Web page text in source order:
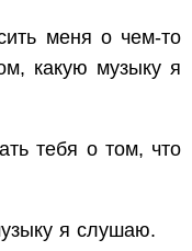
меня о чем-то
какую музыку я
тебя о том, что
я слушаю.